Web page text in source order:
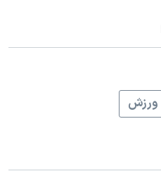
ورزش